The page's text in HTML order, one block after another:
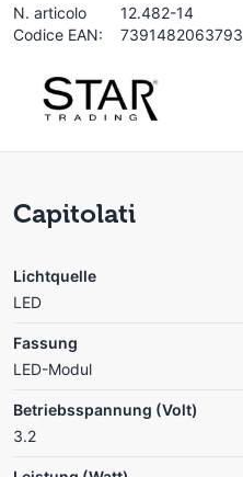
N. articolo
12.482-14
Codice EAN:
7391482063793
Capitolati
Lichtquelle
LED
Fassung
LED-Modul
Betriebsspannung (Volt)
3.2